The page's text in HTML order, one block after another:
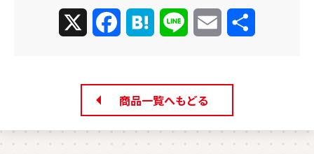
FacebookHatena Line Email
商品一覧へもどる